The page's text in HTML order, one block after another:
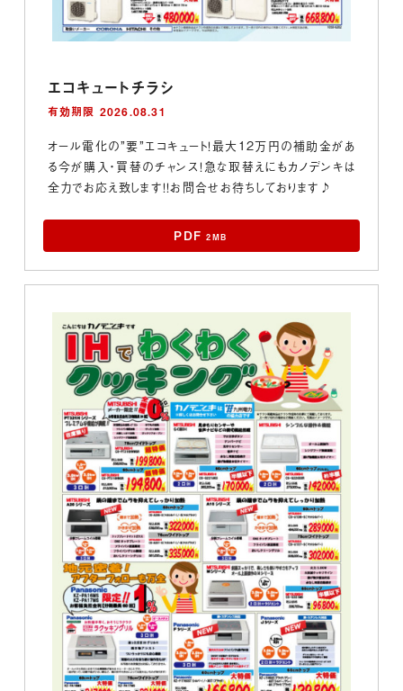
エコキュートチラシ
有効期限 2026.08.31
オール電化の”要”エコキュート！最大12万円の補助金があ
る今が購入・買替のチャンス！急な取替えにもカノデンキは
全力でお応え致します！！お問合せお待ちしております♪
PDF 2MB